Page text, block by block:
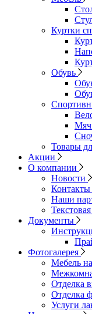
Куртки
Обувь
Товары
Акции
О компании
Новости
Контакты
Наши
Документы
Фотогалерея
Мебель на
Отделка
Отделка
Услуги